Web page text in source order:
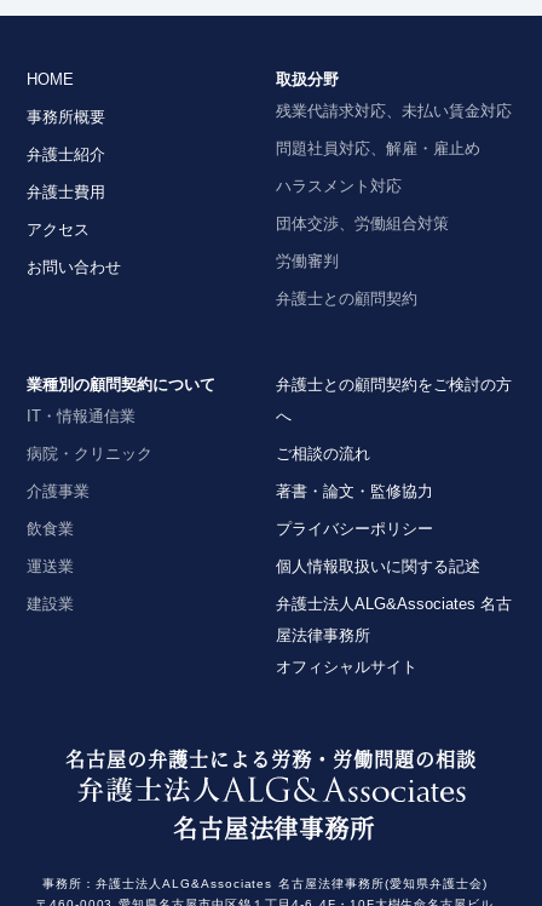
HOME
事務所概要
弁護士紹介
弁護士費用
アクセス
お問い合わせ
取扱分野
残業代請求対応、未払い賃金対応
問題社員対応、解雇・雇止め
ハラスメント対応
団体交渉、労働組合対策
労働審判
弁護士との顧問契約
業種別の顧問契約について
IT・情報通信業
病院・クリニック
介護事業
飲食業
運送業
建設業
弁護士との顧問契約をご検討の方
へ
ご相談の流れ
著書・論文・監修協力
プライバシーポリシー
個人情報取扱いに関する記述
弁護士法人ALG&Associates 名古
屋法律事務所
オフィシャルサイト
名古屋の弁護士による労務・労働問題の相談
名古屋法律事務所
事務所：弁護士法人ALG&Associates 名古屋法律事務所(愛知県弁護士会)